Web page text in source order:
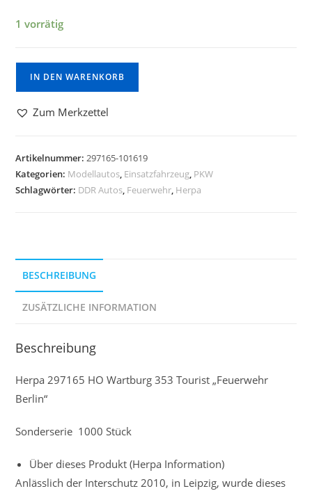
1 vorrätig
IN DEN WARENKORB
Zum Merkzettel
Artikelnummer:297165-101619
Kategorien: Modellautos, Einsatzfahrzeug, PKW
Schlagwörter: DDR Autos, Feuerwehr, Herpa
BESCHREIBUNG
ZUSÄTZLICHE INFORMATION
Beschreibung
Herpa 297165 HO Wartburg 353 Tourist „Feuerwehr
Berlin“
Sonderserie 1000 Stück
Über dieses Produkt (Herpa Information)
Anlässlich der Interschutz 2010, in Leipzig, wurde dieses